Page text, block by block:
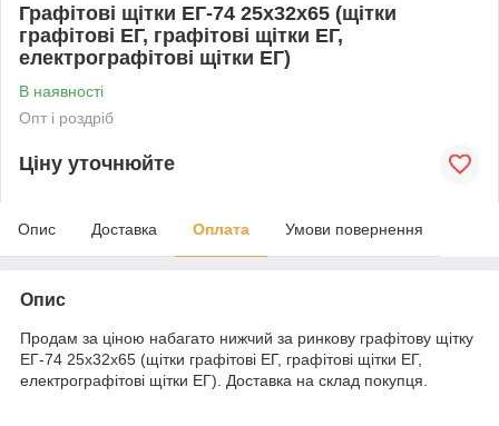
Графітові щітки ЕГ-74 25х32х65 (щітки
графітові ЕГ, графітові щітки ЕГ,
електрографітові щітки ЕГ)
В наявності
Опт і роздріб
Ціну уточнюйте
Опис Доставка Оплата Умови повернення
Опис
Продам за ціною набагато нижчий за ринкову графітову щітку
ЕГ-74 25х32х65 (щітки графітові ЕГ, графітові щітки ЕГ,
електрографітові щітки ЕГ). Доставка на склад покупця.